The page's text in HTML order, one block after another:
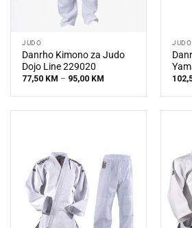
JUDO
Danrho Kimono za Judo
Dojo Line 229020
77,50 KM – 95,00 KM
77,50 KM
95,00 KM
JUDO